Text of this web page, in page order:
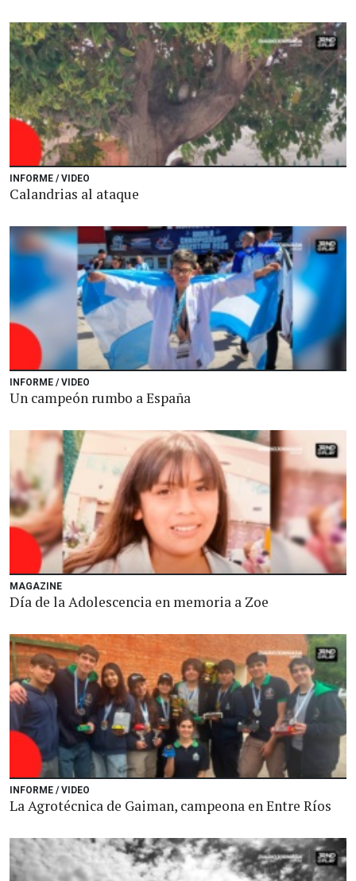
INFORME / VIDEO
Calandrias al ataque
INFORME / VIDEO
Un campeón rumbo a España
MAGAZINE
Día de la Adolescencia en memoria a Zoe
INFORME / VIDEO
La Agrotécnica de Gaiman, campeona en Entre Ríos